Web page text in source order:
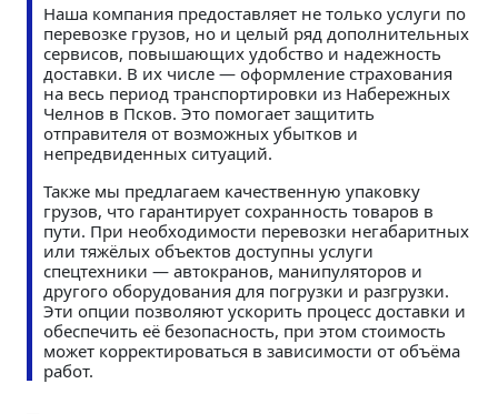
Наша компания предоставляет не только услуги по
перевозке грузов, но и целый ряд дополнительных
сервисов, повышающих удобство и надежность
доставки. В их числе — оформление страхования
на весь период транспортировки из Набережных
Челнов в Псков. Это помогает защитить
отправителя от возможных убытков и
непредвиденных ситуаций.
Также мы предлагаем качественную упаковку
грузов, что гарантирует сохранность товаров в
пути. При необходимости перевозки негабаритных
или тяжёлых объектов доступны услуги
спецтехники — автокранов, манипуляторов и
другого оборудования для погрузки и разгрузки.
Эти опции позволяют ускорить процесс доставки и
обеспечить её безопасность, при этом стоимость
может корректироваться в зависимости от объёма
работ.